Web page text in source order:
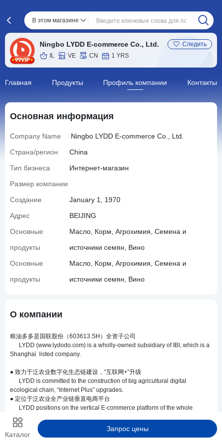
В этом магазине
Ningbo LYDD E-commerce Co., Ltd.
Следить
IL
VE CN 1 YRS
Главная Продукты Профиль компании Контакты
Основная информация
Company Name
Ningbo LYDD E-commerce Co., Ltd.
Страна/регион
China
Тип бизнеса
Интернет-магазин
Размер компании
Создание
January 1, 1970
Адрес
BEIJING
Основные
продукты
Масло, Корм, Агрохимия, Семена и
источники семян, Вино
Основные
продукты
Масло, Корм, Агрохимия, Семена и
источники семян, Вино
О компании
粮油多多是国联股份（603613.SH）全资子公司
LYDD (www.lydodo.com) is a wholly-owned subsidiary of IBI, which is a
Shanghai listed company.
● 致力于泛农业数字化生态链建设，“互联网+”升级
LYDD is committed to the construction of big agricultural digital
ecological chain, “Internet Plus” upgrades.
● 定位于泛农业全产业链垂直电商平台
LYDD positions on the vertical E-commerce platform of the whole
industry chain of big agricultural.
● 以云ERP和云物流为基础架构
Каталог
Запрос цены